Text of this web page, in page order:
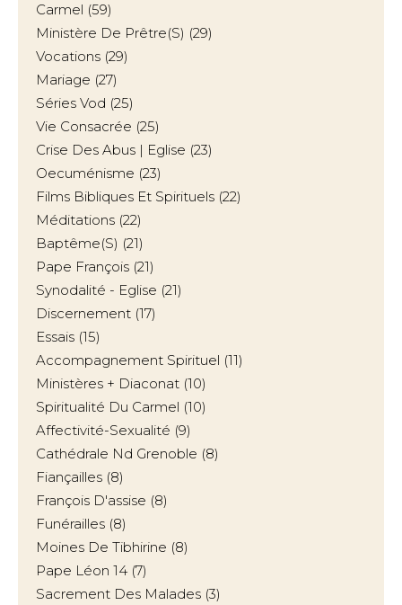
Carmel (59)
Ministère De Prêtre(s) (29)
Vocations (29)
Mariage (27)
Séries Vod (25)
Vie Consacrée (25)
Crise Des Abus | Eglise (23)
Oecuménisme (23)
Films Bibliques Et Spirituels (22)
Méditations (22)
Baptême(s) (21)
Pape François (21)
Synodalité - Eglise (21)
Discernement (17)
Essais (15)
Accompagnement Spirituel (11)
Ministères + Diaconat (10)
Spiritualité Du Carmel (10)
Affectivité-Sexualité (9)
Cathédrale Nd Grenoble (8)
Fiançailles (8)
François D'assise (8)
Funérailles (8)
Moines De Tibhirine (8)
Pape Léon 14 (7)
Sacrement Des Malades (3)